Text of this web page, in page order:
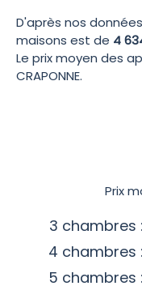
D'après nos
maisons est de 4
Le prix moyen des
CRAPONNE.
Prix
3 chambres :
4 chambres :
5 chambres :